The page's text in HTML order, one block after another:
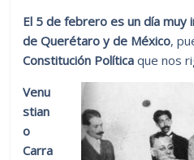
El 5 de febrero es un día
de Querétaro y de México,
Constitución Política que nos
Venu
stian
o
Carra